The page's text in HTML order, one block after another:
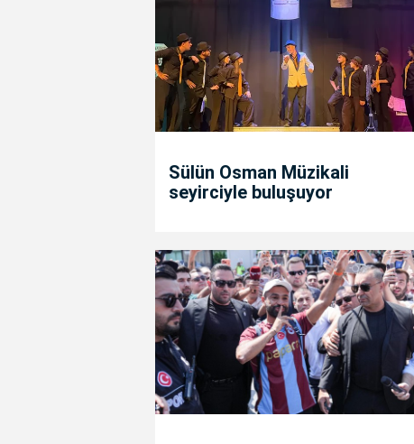
Sülün Osman Müzikali
seyirciyle buluşuyor